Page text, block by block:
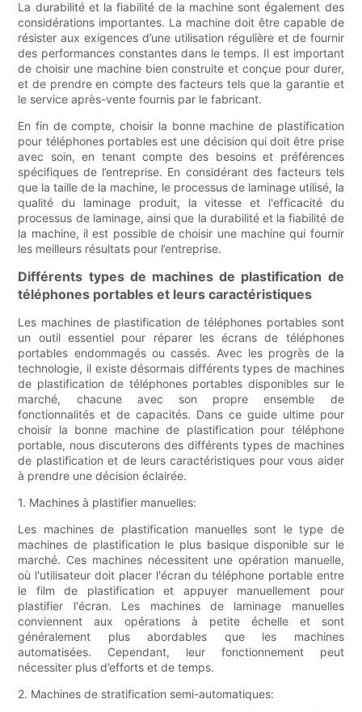
La durabilité et la fiabilité de la machine sont également des
considérations importantes. La machine doit être capable de
résister aux exigences d’une utilisation régulière et de fournir
des performances constantes dans le temps. Il est important
de choisir une machine bien construite et conçue pour durer,
et de prendre en compte des facteurs tels que la garantie et
le service après-vente fournis par le fabricant.
En fin de compte, choisir la bonne machine de plastification
pour téléphones portables est une décision qui doit être prise
avec soin, en tenant compte des besoins et préférences
spécifiques de l’entreprise. En considérant des facteurs tels
que la taille de la machine, le processus de laminage utilisé, la
qualité du laminage produit, la vitesse et l'efficacité du
processus de laminage, ainsi que la durabilité et la fiabilité de
la machine, il est possible de choisir une machine qui fournir
les meilleurs résultats pour l’entreprise.
Différents types de machines de plastification de
téléphones portables et leurs caractéristiques
Les machines de plastification de téléphones portables sont
un outil essentiel pour réparer les écrans de téléphones
portables endommagés ou cassés. Avec les progrès de la
technologie, il existe désormais différents types de machines
de plastification de téléphones portables disponibles sur le
marché, chacune avec son propre ensemble de
fonctionnalités et de capacités. Dans ce guide ultime pour
choisir la bonne machine de plastification pour téléphone
portable, nous discuterons des différents types de machines
de plastification et de leurs caractéristiques pour vous aider
à prendre une décision éclairée.
1. Machines à plastifier manuelles:
Les machines de plastification manuelles sont le type de
machines de plastification le plus basique disponible sur le
marché. Ces machines nécessitent une opération manuelle,
où l'utilisateur doit placer l'écran du téléphone portable entre
le film de plastification et appuyer manuellement pour
plastifier l'écran. Les machines de laminage manuelles
conviennent aux opérations à petite échelle et sont
généralement plus abordables que les machines
automatisées. Cependant, leur fonctionnement peut
nécessiter plus d’efforts et de temps.
2. Machines de stratification semi-automatiques: